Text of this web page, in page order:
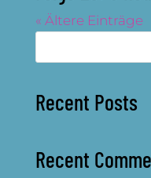
« Ältere Einträge
Recent Posts
Recent